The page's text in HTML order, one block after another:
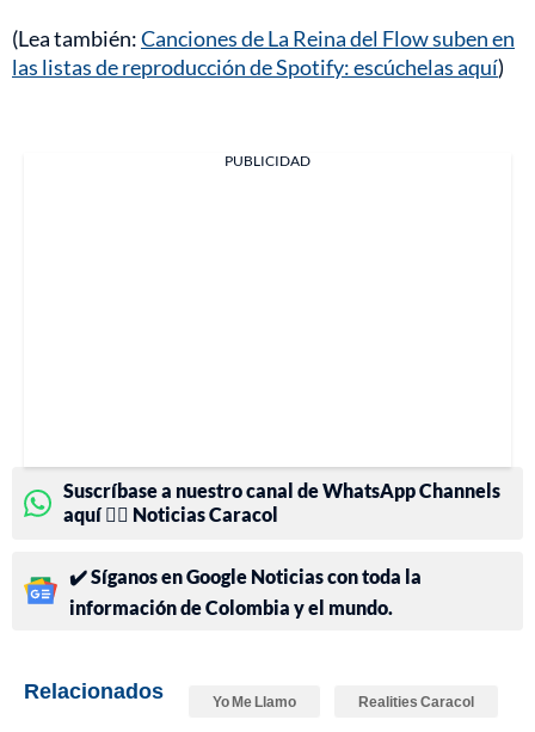
(Lea también:Canciones de La Reina del Flow suben en
las listas de reproducción de Spotify: escúchelas aquí)
PUBLICIDAD
Suscríbase a nuestro canal de WhatsApp Channels
aquí 👉🏻 Noticias Caracol
✔️ Síganos en Google Noticias con toda la
información de Colombia y el mundo.
Relacionados Yo Me Llamo Realities Caracol